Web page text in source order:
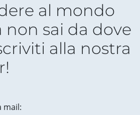
al mondo
non sai da dove
alla nostra
mail: